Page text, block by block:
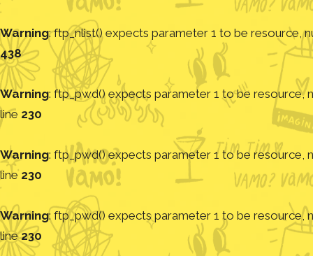
Warning: ftp_nlist() expects parameter 1 to be resource,
438
Warning: ftp_pwd() expects parameter 1 to be resource,
line 230
Warning: ftp_pwd() expects parameter 1 to be resource,
line 230
Warning: ftp_pwd() expects parameter 1 to be resource,
line230